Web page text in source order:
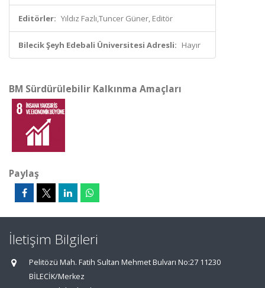
Editörler: Yıldız Fazlı,Tuncer Güner, Editör
Bilecik Şeyh Edebali Üniversitesi Adresli: Hayır
BM Sürdürülebilir Kalkınma Amaçları
Paylaş
İletişim Bilgileri
Pelitözü Mah. Fatih Sultan Mehmet Bulvarı No:27 11230
BİLECİK/Merkez